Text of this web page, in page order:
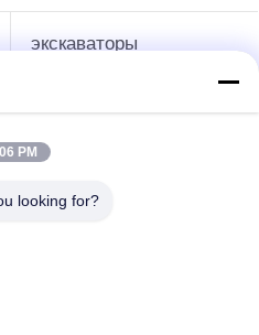
экскаваторы
кучи сжатия
PM
looking for?